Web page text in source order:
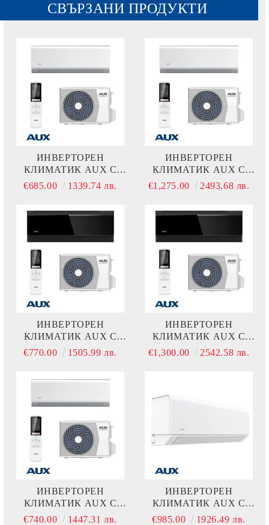
СВЪРЗАНИ ПРОДУКТИ
ИНВЕРТОРЕН
КЛИМАТИК AUX C
COMFORT ASW-
€685.00 1339.74 лв.
ИНВЕРТОРЕН
КЛИМАТИК AUX C
COMFORT ASW-
H24F4A4/CAR3DI-C8
€1,275.00 2493.68 лв.
ИНВЕРТОРЕН
КЛИМАТИК AUX C
COMFORT ASW-
€770.00 1505.99 лв.
ИНВЕРТОРЕН
КЛИМАТИК AUX C
COMFORT ASW-
H24G3A4/CBR3DI-B9 -
€1,300.00 2542.58 лв.
ИНВЕРТОРЕН
КЛИМАТИК AUX C
COMFORT ASW-
€740.00 1447.31 лв.
ИНВЕРТОРЕН
КЛИМАТИК AUX C
COMFORT ASW-
€985.00 1926.49 лв.